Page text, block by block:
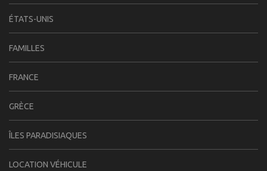
ÉTATS-UNIS
FAMILLES
FRANCE
GRÈCE
ÎLES PARADISIAQUES
LOCATION VÉHICULE